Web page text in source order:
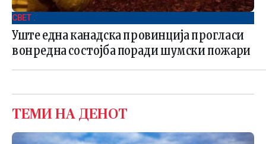
СВЕТ .
Уште една канадска провинција прогласи
вонредна состојба поради шумски пожари
ТЕМИ НА ДЕНОТ